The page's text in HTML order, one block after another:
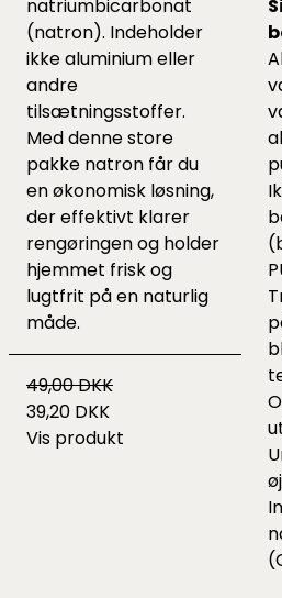
natriumbicarbonat
(natron). Indeholder
ikke aluminium eller
andre
tilsætningsstoffer.
Med denne store
pakke natron får du
en økonomisk løsning,
der effektivt klarer
rengøringen og holder
hjemmet frisk og
lugtfrit på en naturlig
måde.
49,00 DKK
39,20 DKK
Vis produkt